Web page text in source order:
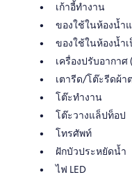
เก้าอี้ทำงาน
ของใช้ในห้องน้ำ
ของใช้ในห้องน้ำ
เครื่องปรับอากา
เตารีด/โต๊ะรีดผ้า
โต๊ะทำงาน
โต๊ะวางแล็ปท็อป
โทรศัพท์
ฝักบัวประหยัดน้ำ
ไฟ LED